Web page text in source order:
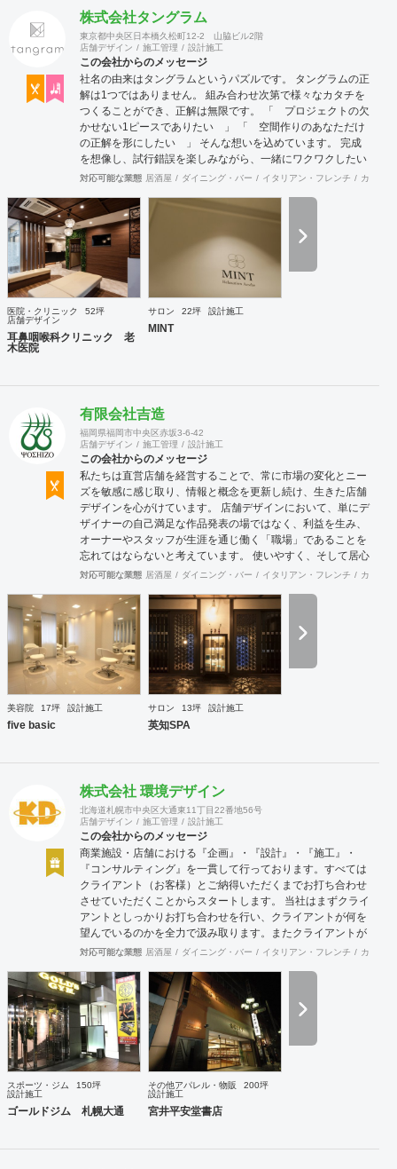
株式会社タングラム
東京都中央区日本橋久松町12-2 山脇ビル2階
店舗デザイン
施工管理 設計施工
この会社からのメッセージ
社名の由来はタングラムというパズルです。 タングラムの正
解は1つではありません。 組み合わせ次第で様々なカタチを
つくることができ、正解は無限です。 「 プロジェクトの欠
かせない1ピースでありたい 」 「 空間作りのあなただけ
の正解を形にしたい 」 そんな想いを込めています。 完成
を想像し、試行錯誤を楽しみながら、 ​一緒にワクワクしたい
と思っています。
対応可能な業態 居酒屋 ダイニング・バー イタリアン・フレンチ カフェ
医院・クリニック
52坪
店舗デザイン
耳鼻咽喉科クリニック 老
木医院
サロン 22坪 設計施工
MINT
有限会社吉造
福岡県福岡市中央区赤坂3-6-42
店舗デザイン
施工管理 設計施工
この会社からのメッセージ
私たちは直営店舗を経営することで、常に市場の変化とニー
ズを敏感に感じ取り、情報と概念を更新し続け、生きた店舗
デザインを心がけています。 店舗デザインにおいて、単にデ
ザイナーの自己満足な作品発表の場ではなく、利益を生み、
オーナーやスタッフが生涯を通じ働く「職場」であることを
忘れてはならないと考えています。 使いやすく、そして居心
地がよく、時代の流れに左右されない強さを持った店舗デザ
業と開業コンサルティング事業をそなえており、テナント・
出店地選びや資金調達から実践に基づいたサポートが可能で
す。 まずはお気軽に、ご相談ください。
対応可能な業態 居酒屋 ダイニング・バー イタリアン・フレンチ カフェ
美容院 17坪 設計施工
five basic
サロン 13坪 設計施工
英知SPA
株式会社 環境デザイン
北海道札幌市中央区大通東11丁目22番地56号
店舗デザイン
施工管理 設計施工
この会社からのメッセージ
商業施設・店舗における『企画』・『設計』・『施工』・
『コンサルティング』を一貫して行っております。すべては
クライアント（お客様）とご納得いただくまでお打ち合わせ
させていただくことからスタートします。 当社はまずクライ
アントとしっかりお打ち合わせを行い、クライアントが何を
望んでいるのかを全力で汲み取ります。またクライアントが
思い描いていることをどのように表現していいのかお困りの
培ってきた当社ならではのノウハウでご提案いたします。
対応可能な業態 居酒屋 ダイニング・バー イタリアン・フレンチ カフェ
スポーツ・ジム
150坪
設計施工
ゴールドジム 札幌大通
その他アパレル・物販
200坪
設計施工
宮井平安堂書店